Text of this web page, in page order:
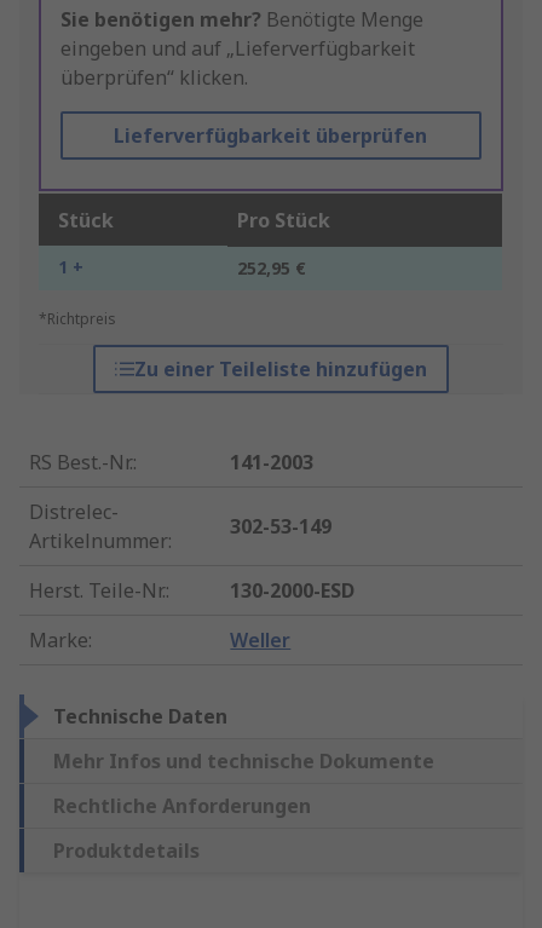
Sie benötigen mehr? Benötigte Menge
eingeben und auf „Lieferverfügbarkeit
überprüfen“ klicken.
Lieferverfügbarkeit überprüfen
Stück Pro Stück
1 + 252,95 €
*Richtpreis
Zu einer Teileliste hinzufügen
RS Best.-Nr.:
141-2003
Distrelec-
Artikelnummer:
302-53-149
Herst. Teile-Nr.:
130-2000-ESD
Marke: Weller
Technische Daten
Mehr Infos und technische Dokumente
Rechtliche Anforderungen
Produktdetails